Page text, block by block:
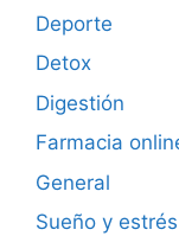
Deporte
Detox
Digestión
Farmacia
General
Sueño y estrés